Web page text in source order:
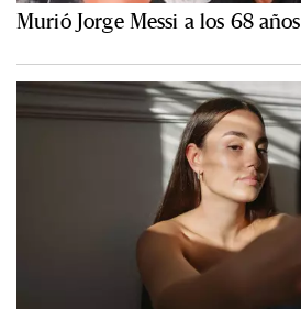
Murió Jorge Messi a los 68 años